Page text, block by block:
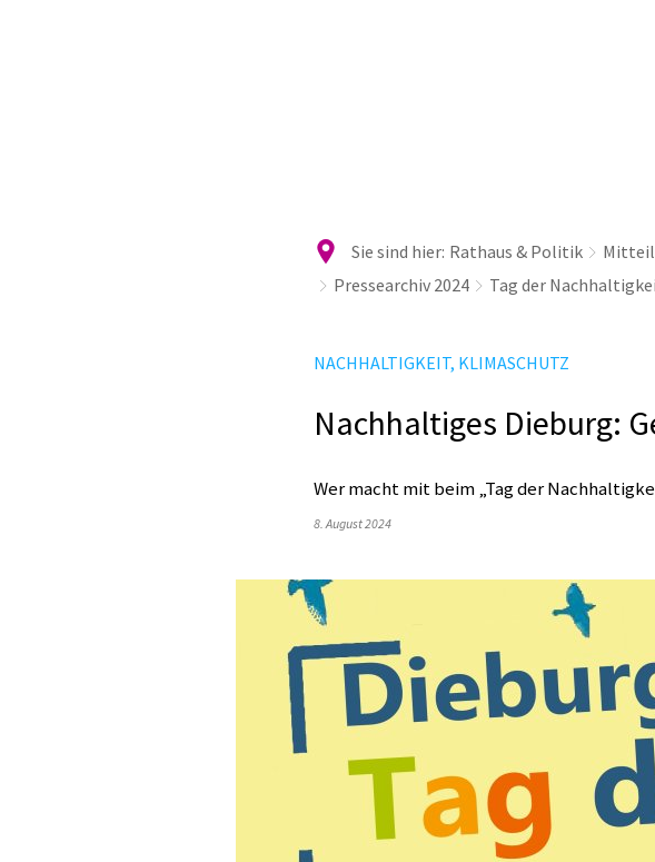
Sie sind hier: Rathaus & Politik
Pressearchiv 2024
Tag der
NACHHALTIGKEIT, KLIMASCHUTZ
Nachhaltiges Dieburg:
Wer macht mit beim „Tag der
8. August 2024